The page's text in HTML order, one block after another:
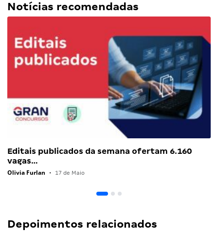
Notícias recomendadas
Editais publicados da semana ofertam 6.160
vagas…
Olivia Furlan • 17 de Maio
Depoimentos relacionados